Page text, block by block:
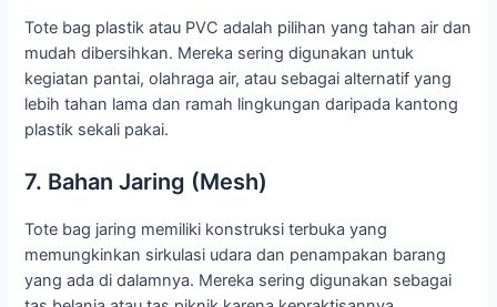
Tote bag plastik atau PVC adalah pilihan yang tahan air dan
mudah dibersihkan. Mereka sering digunakan untuk
kegiatan pantai, olahraga air, atau sebagai alternatif yang
lebih tahan lama dan ramah lingkungan daripada kantong
plastik sekali pakai.
7. Bahan Jaring (Mesh)
Tote bag jaring memiliki konstruksi terbuka yang
memungkinkan sirkulasi udara dan penampakan barang
yang ada di dalamnya. Mereka sering digunakan sebagai